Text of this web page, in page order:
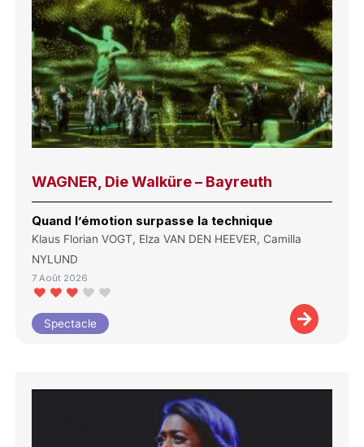
WAGNER, Die Walküre – Bayreuth
Quand l’émotion surpasse la technique
Klaus Florian VOGT, Elza VAN DEN HEEVER, Camilla
NYLUND
7 Août 2026
Spectacle